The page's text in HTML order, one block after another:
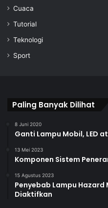
Cuaca
Tutorial
Teknologi
Sport
Paling Banyak Dilihat
8 Juni 2020
Ganti Lampu Mobil, LED
13 Mei 2023
Komponen Sistem
15 Agustus 2023
Penyebab Lampu
Diaktifkan